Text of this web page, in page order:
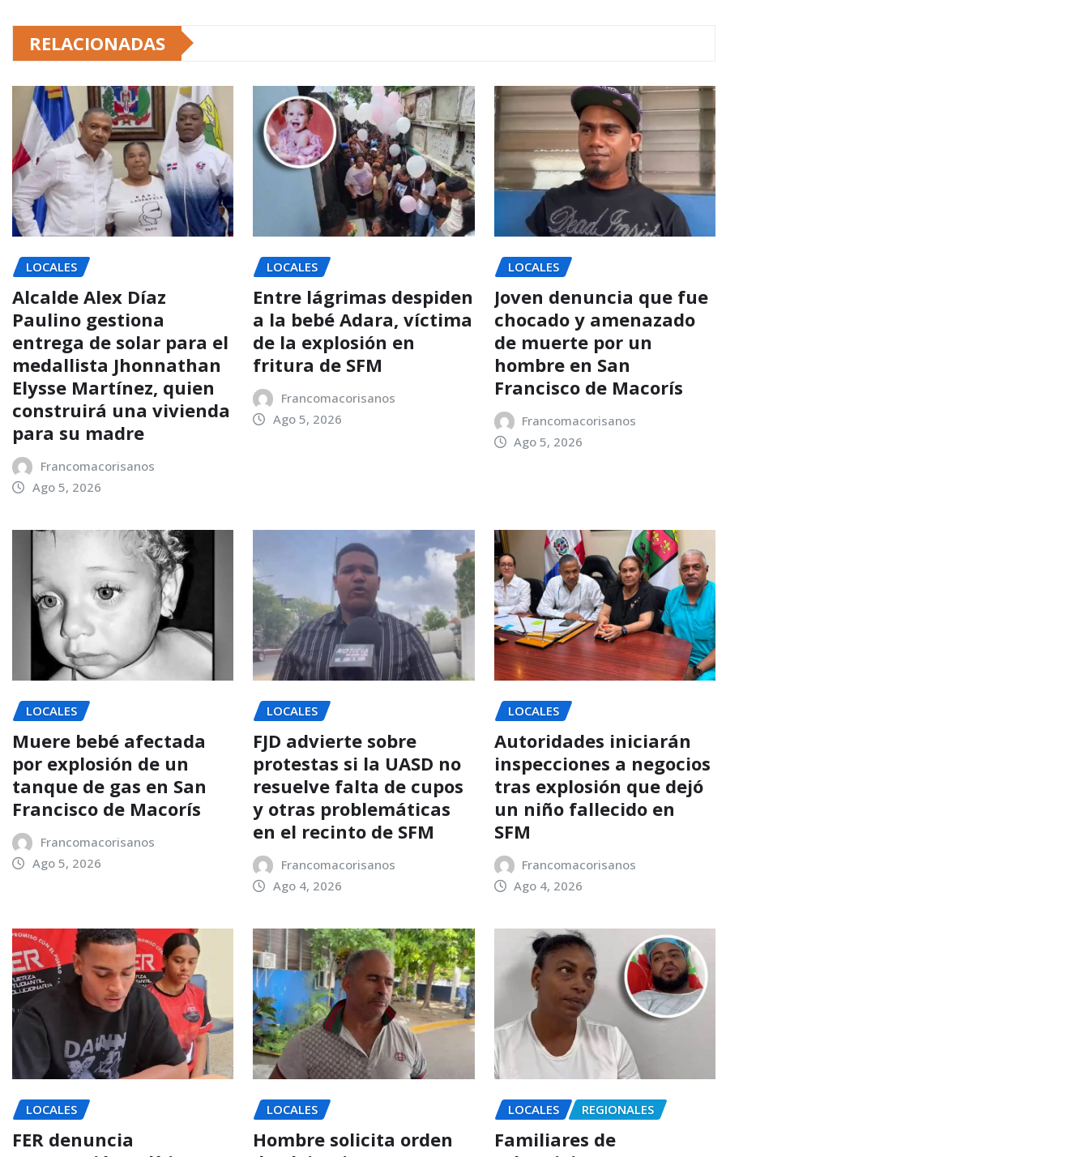
RELACIONADAS
LOCALES
Alcalde Alex Díaz
Paulino gestiona
entrega de solar para el
medallista Jhonnathan
Elysse Martínez, quien
construirá una vivienda
para su madre
Francomacorisanos
Ago 5, 2026
LOCALES
Entre lágrimas despiden
a la bebé Adara, víctima
de la explosión en
fritura de SFM
Francomacorisanos
Ago 5, 2026
LOCALES
Joven denuncia que fue
chocado y amenazado
de muerte por un
hombre en San
Francisco de Macorís
Francomacorisanos
Ago 5, 2026
LOCALES
Muere bebé afectada
por explosión de un
tanque de gas en San
Francisco de Macorís
Francomacorisanos
Ago 5, 2026
LOCALES
FJD advierte sobre
protestas si la UASD no
resuelve falta de cupos
y otras problemáticas
en el recinto de SFM
Francomacorisanos
Ago 4, 2026
LOCALES
Autoridades iniciarán
inspecciones a negocios
tras explosión que dejó
un niño fallecido en
SFM
Francomacorisanos
Ago 4, 2026
LOCALES
FER denuncia
LOCALES
Hombre solicita orden
LOCALES REGIONALES
Familiares de